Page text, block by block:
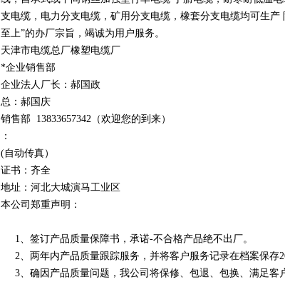
支电缆，电力分支电缆，矿用分支电缆，橡套分支电缆均可生
至上”的办厂宗旨，竭诚为用户服务。
天津市电缆总厂橡塑电缆厂
*企业销售部
企业法人厂长：郝国政
总：郝国庆
销售部 13833657342 （欢迎您的到来）
：
(自动传真）
证书：齐全
地址：河北大城演马工业区
本公司郑重声明：
1、签订产品质量保障书，承诺-不合格产品绝不出厂。
2、两年内产品质量跟踪服务，并将客户服务记录在档案保存
3、确因产品质量问题，我公司将保修、包退、包换、满足客